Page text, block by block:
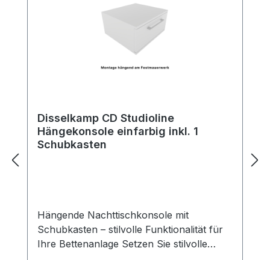
Disselkamp CD Studioline
Hängekonsole einfarbig inkl. 1
Schubkasten
Hängende Nachttischkonsole mit
Schubkasten – stilvolle Funktionalität für
Ihre Bettenanlage Setzen Sie stilvolle